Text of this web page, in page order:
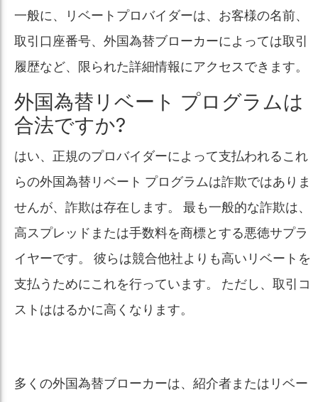
一般に、リベートプロバイダーは、お客様の名前、
取引口座番号、外国為替ブローカーによっては取引
履歴など、限られた詳細情報にアクセスできます。
外国為替リベート プログラムは
合法ですか?
はい、正規のプロバイダーによって支払われるこれ
らの外国為替リベート プログラムは詐欺ではありま
せんが、詐欺は存在します。 最も一般的な詐欺は、
高スプレッドまたは手数料を商標とする悪徳サプラ
イヤーです。 彼らは競合他社よりも高いリベートを
支払うためにこれを行っています。 ただし、取引コ
ストははるかに高くなります。
多くの外国為替ブローカーは、紹介者またはリベー